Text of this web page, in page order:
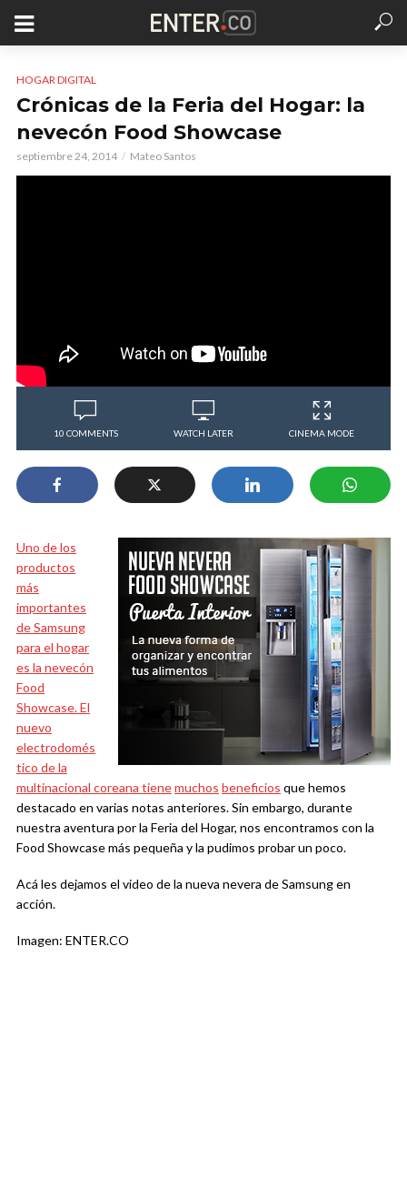
HOGAR DIGITAL
Crónicas de la Feria del Hogar: la
nevecón Food Showcase
septiembre 24, 2014 Mateo Santos
10 COMMENTS WATCH LATER CINEMA MODE
Uno de los
productos
más
importantes
de Samsung
para el hogar
es la nevecón
Food
Showcase. El
nuevo
electrodomés
tico de la
multinacional coreana tienemuchos beneficios que hemos
destacado en varias notas anteriores. Sin embargo, durante
nuestra aventura por la Feria del Hogar, nos encontramos con la
Food Showcase más pequeña y la pudimos probar un poco.
Acá les dejamos el video de la nueva nevera de Samsung en
acción.
Imagen: ENTER.CO